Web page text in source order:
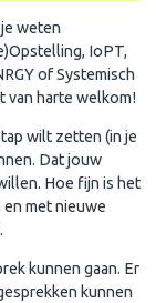
weten
IoPT,
of Systemisch
van harte welkom!
wilt zetten (in je
Dat jouw
Hoe fijn is het
met nieuwe
kunnen gaan. Er
kunnen